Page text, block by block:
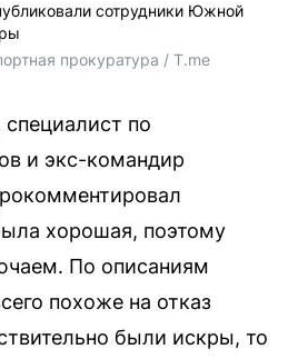
сотрудники Южной
прокуратура / T.me
по
и экс-командир
хорошая, поэтому
По описаниям
похоже на отказ
были искры, то